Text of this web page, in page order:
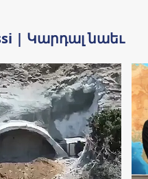
| Կարդալ նաեւ